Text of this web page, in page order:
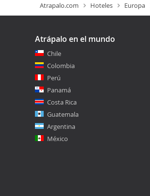
Atrapalo.com Hoteles Europa
Atrápalo en el mundo
Chile
Colombia
Perú
Panamá
Costa Rica
Guatemala
Argentina
México